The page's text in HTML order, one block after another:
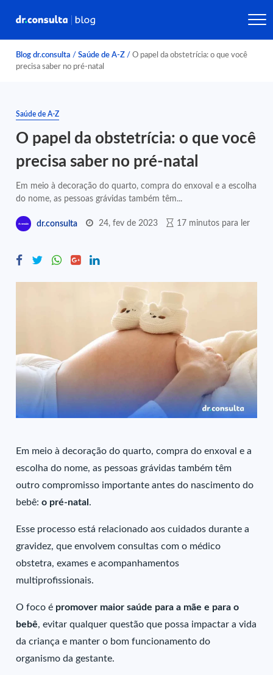
Blog dr.consulta / Saúde de A-Z / O papel da obstetrícia: o que você
precisa saber no pré-natal
Saúde de A-Z
O papel da obstetrícia: o que você
precisa saber no pré-natal
Em meio à decoração do quarto, compra do enxoval e a escolha
do nome, as pessoas grávidas também têm...
dr.consulta 24, fev de 2023 17 minutos para ler
Em meio à decoração do quarto, compra do enxoval e a
escolha do nome, as pessoas grávidas também têm
outro compromisso importante antes do nascimento do
bebê:o pré-natal.
Esse processo está relacionado aos cuidados durante a
gravidez, que envolvem consultas com o médico
obstetra, exames e acompanhamentos
multiprofissionais.
O foco é promover maior saúde para a mãe e para o
bebê, evitar qualquer questão que possa impactar a vida
da criança e manter o bom funcionamento do
organismo da gestante.